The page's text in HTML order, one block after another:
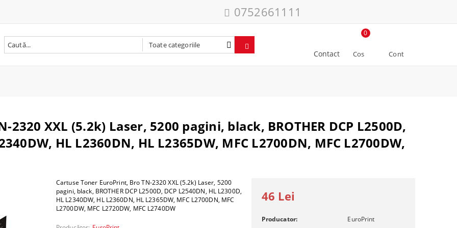
0752661111
Contact Cos
0
Cont
/ Rucsac laptop
laptop
pentru tableta
multifunctionala
inkjet
termica
foto
compatibile
- video
si accesorii
si tastatura
baza
XXL (5.2k) Laser, 5200 pagini, black, BROTHER DCP L2500D,
HL L2360DN, HL L2365DW, MFC L2700DN, MFC L2700DW,
Cartuse Toner EuroPrint, Bro TN-2320 XXL (5.2k) Laser, 5200
pagini, black, BROTHER DCP L2500D, DCP L2540DN, HL L2300D,
HL L2340DW, HL L2360DN, HL L2365DW, MFC L2700DN, MFC
L2700DW, MFC L2720DW, MFC L2740DW
46 Lei
Producator: EuroPrint